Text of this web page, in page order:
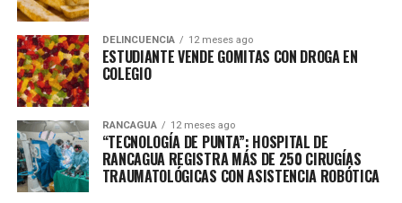
DELINCUENCIA 12 meses ago
ESTUDIANTE VENDE GOMITAS CON DROGA EN
COLEGIO
RANCAGUA 12 meses ago
“TECNOLOGÍA DE PUNTA”: HOSPITAL DE
RANCAGUA REGISTRA MÁS DE 250 CIRUGÍAS
TRAUMATOLÓGICAS CON ASISTENCIA ROBÓTICA